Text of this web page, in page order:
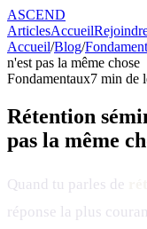
ASCEND
ArticlesAccueil
Accueil/Blog/
n'est pas la même chose
Fondamentaux7 min de
Rétention
pas la même
Quand tu parles de
réponse la plus